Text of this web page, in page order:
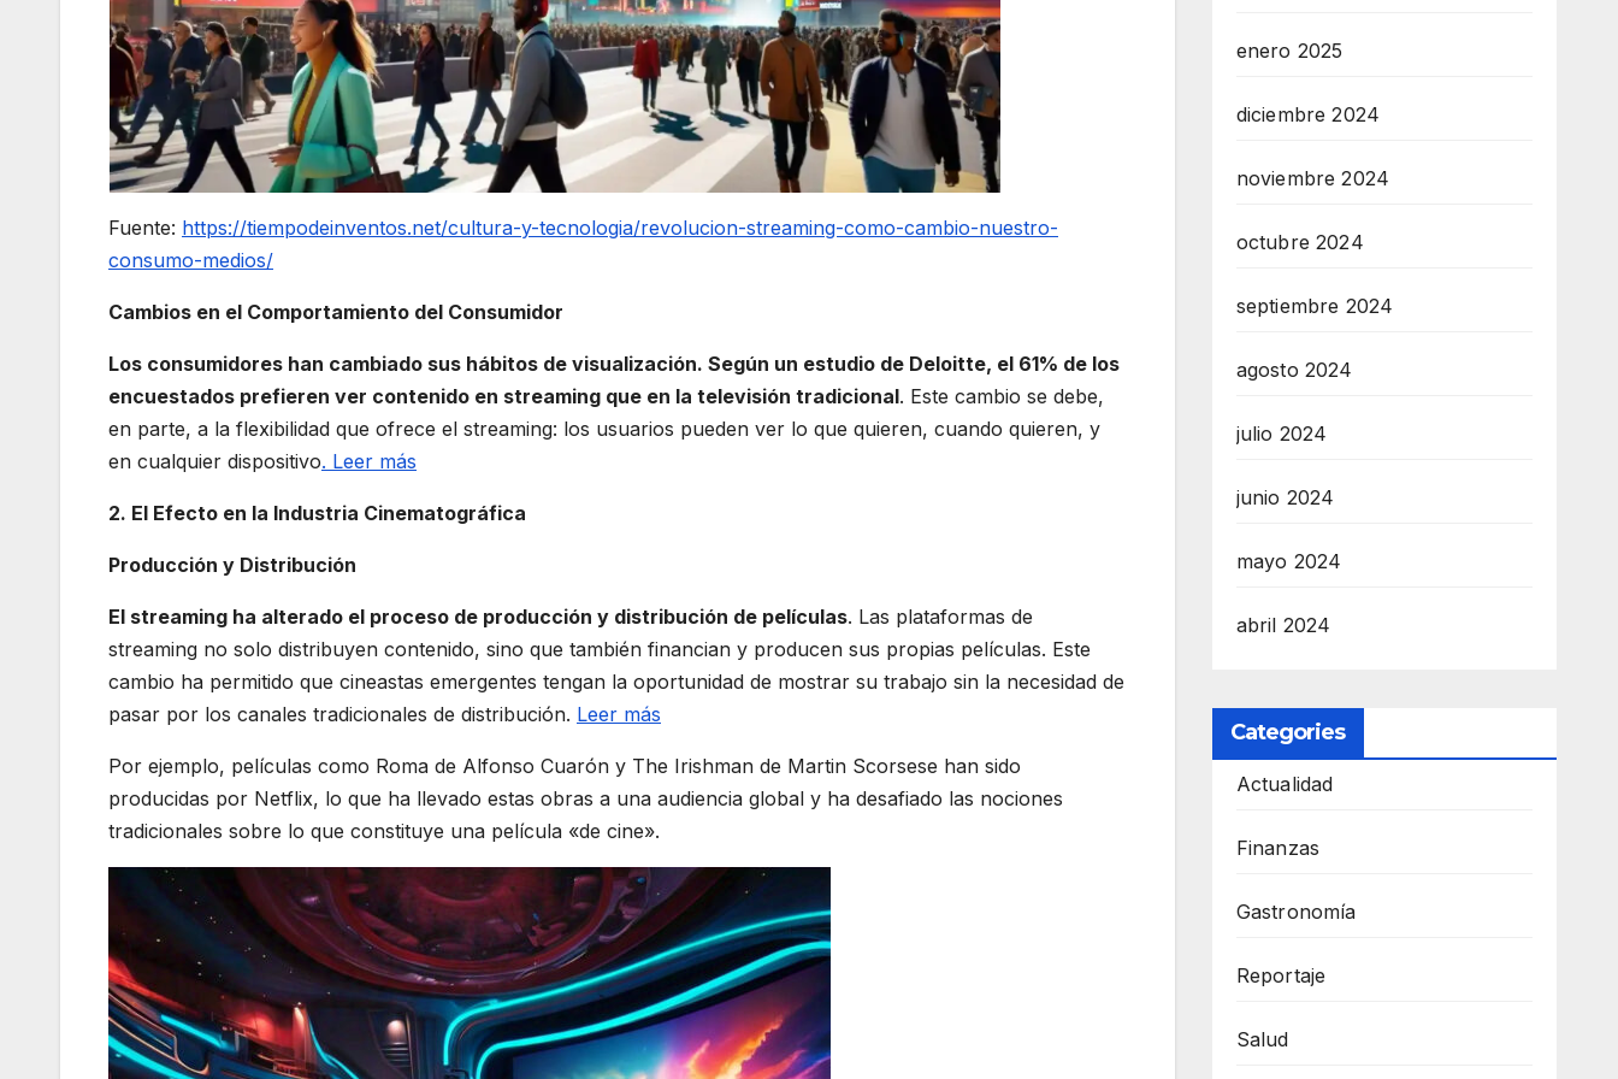
Fuente: https://tiempodeinventos.net/cultura-y-tecnologia/revolucion-streaming-como-cambio-nuestro-
consumo-medios/
Cambios en el Comportamiento del Consumidor
Los consumidores han cambiado sus hábitos de visualización. Según un estudio de Deloitte, el 61% de los
encuestados prefieren ver contenido en streaming que en la televisión tradicional. Este cambio se debe,
en parte, a la flexibilidad que ofrece el streaming: los usuarios pueden ver lo que quieren, cuando quieren, y
en cualquier dispositivo. Leer más
2. El Efecto en la Industria Cinematográfica
Producción y Distribución
El streaming ha alterado el proceso de producción y distribución de películas. Las plataformas de
streaming no solo distribuyen contenido, sino que también financian y producen sus propias películas. Este
cambio ha permitido que cineastas emergentes tengan la oportunidad de mostrar su trabajo sin la necesidad de
pasar por los canales tradicionales de distribución. Leer más
Por ejemplo, películas como Roma de Alfonso Cuarón y The Irishman de Martin Scorsese han sido
producidas por Netflix, lo que ha llevado estas obras a una audiencia global y ha desafiado las nociones
tradicionales sobre lo que constituye una película «de cine».
enero 2025
diciembre 2024
noviembre 2024
octubre 2024
septiembre 2024
agosto 2024
julio 2024
junio 2024
mayo 2024
abril 2024
Categories
Actualidad
Finanzas
Gastronomía
Reportaje
Salud